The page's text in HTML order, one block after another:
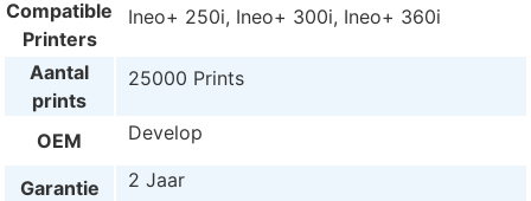
Compatible
Printers
Ineo+ 250i, Ineo+ 300i, Ineo+ 360i
Aantal
prints
25000 Prints
OEM Develop
Garantie 2 Jaar